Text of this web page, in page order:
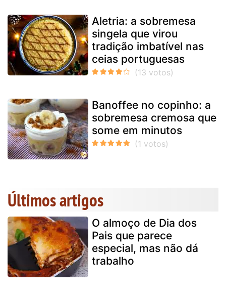
Aletria: a sobremesa
singela que virou
tradição imbatível nas
ceias portuguesas
Banoffee no copinho: a
sobremesa cremosa que
some em minutos
Últimos artigos
O almoço de Dia dos
Pais que parece
especial, mas não dá
trabalho